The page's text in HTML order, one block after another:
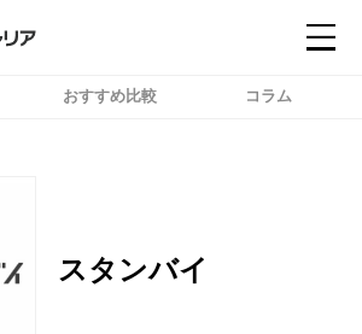
おすすめ比較 コラム
スタンバイ